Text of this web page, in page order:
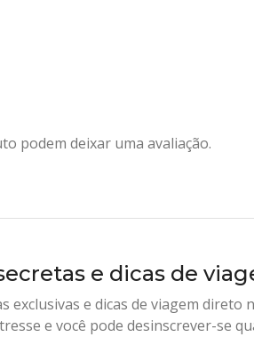
podem deixar uma avaliação.
e dicas de
exclusivas e dicas de viagem direto
e você pode desinscrever-se